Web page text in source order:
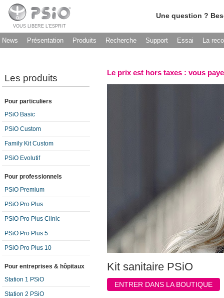
VOUS LIBERE L’ESPRIT
Une question ?
News Présentation Produits Recherche Support Essai La
Les produits
Pour particuliers
PSiO Basic
PSiO Custom
Family Kit Custom
PSiO Evolutif
Pour professionnels
PSiO Premium
PSiO Pro Plus
PSiO Pro Plus Clinic
PSiO Pro Plus 5
PSiO Pro Plus 10
Pour entreprises & hôpitaux
Station 1 PSiO
Station 2 PSiO
Le prix est hors taxes : vous
Kit sanitaire PSiO
ENTRER DANS LA BOUTIQUE